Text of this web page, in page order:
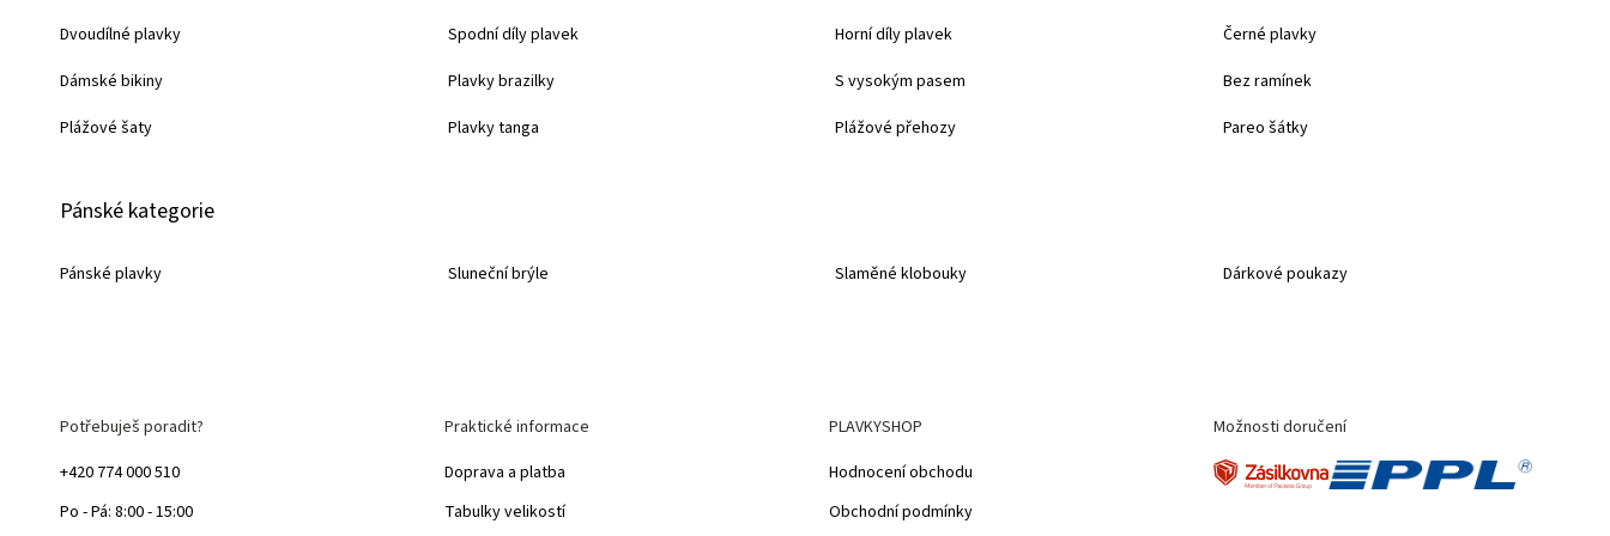
Dvoudílné plavky
Dámské bikiny
Plážové šaty
Spodní díly plavek
Plavky brazilky
Plavky tanga
Horní díly plavek
S vysokým pasem
Plážové přehozy
Černé plavky
Bez ramínek
Pareo šátky
Pánské kategorie
Pánské plavky Sluneční brýle Slaměné klobouky Dárkové poukazy
Potřebuješ poradit?
+420 774 000 510
Po - Pá: 8:00 - 15:00
Praktické informace
Doprava a platba
Tabulky velikostí
PLAVKYSHOP
Hodnocení obchodu
Obchodní podmínky
Možnosti doručení